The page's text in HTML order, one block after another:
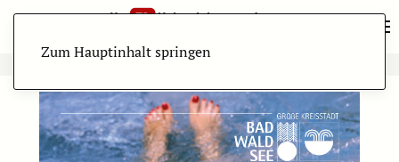
Zum Hauptinhalt springen